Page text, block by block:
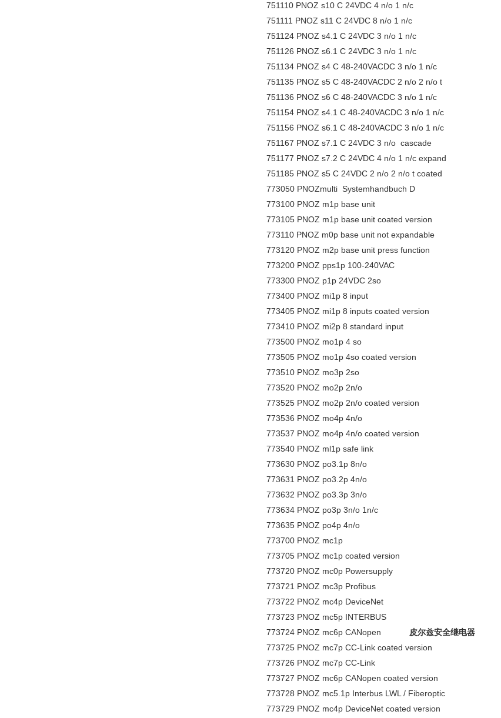
751110 PNOZ s10 C 24VDC 4 n/o 1 n/c
751111 PNOZ s11 C 24VDC 8 n/o 1 n/c
751124 PNOZ s4.1 C 24VDC 3 n/o 1 n/c
751126 PNOZ s6.1 C 24VDC 3 n/o 1 n/c
751134 PNOZ s4 C 48-240VACDC 3 n/o 1 n/c
751135 PNOZ s5 C 48-240VACDC 2 n/o 2 n/o t
751136 PNOZ s6 C 48-240VACDC 3 n/o 1 n/c
751154 PNOZ s4.1 C 48-240VACDC 3 n/o 1 n/c
751156 PNOZ s6.1 C 48-240VACDC 3 n/o 1 n/c
751167 PNOZ s7.1 C 24VDC 3 n/o cascade
751177 PNOZ s7.2 C 24VDC 4 n/o 1 n/c expand
751185 PNOZ s5 C 24VDC 2 n/o 2 n/o t coated
773050 PNOZmulti Systemhandbuch D
773100 PNOZ m1p base unit
773105 PNOZ m1p base unit coated version
773110 PNOZ m0p base unit not expandable
773120 PNOZ m2p base unit press function
773200 PNOZ pps1p 100-240VAC
773300 PNOZ p1p 24VDC 2so
773400 PNOZ mi1p 8 input
773405 PNOZ mi1p 8 inputs coated version
773410 PNOZ mi2p 8 standard input
773500 PNOZ mo1p 4 so
773505 PNOZ mo1p 4so coated version
773510 PNOZ mo3p 2so
773520 PNOZ mo2p 2n/o
773525 PNOZ mo2p 2n/o coated version
773536 PNOZ mo4p 4n/o
773537 PNOZ mo4p 4n/o coated version
773540 PNOZ ml1p safe link
773630 PNOZ po3.1p 8n/o
773631 PNOZ po3.2p 4n/o
773632 PNOZ po3.3p 3n/o
773634 PNOZ po3p 3n/o 1n/c
773635 PNOZ po4p 4n/o
773700 PNOZ mc1p
773705 PNOZ mc1p coated version
773720 PNOZ mc0p Powersupply
773721 PNOZ mc3p Profibus
773722 PNOZ mc4p DeviceNet
773723 PNOZ mc5p INTERBUS
773724 PNOZ mc6p CANopen
皮尔兹安全继电器
773725 PNOZ mc7p CC-Link coated version
773726 PNOZ mc7p CC-Link
773727 PNOZ mc6p CANopen coated version
773728 PNOZ mc5.1p Interbus LWL / Fiberoptic
773729 PNOZ mc4p DeviceNet coated version